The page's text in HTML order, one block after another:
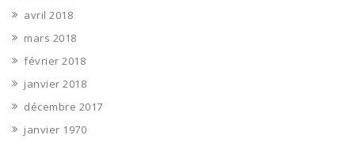
avril 2018
mars 2018
février 2018
janvier 2018
décembre 2017
janvier 1970